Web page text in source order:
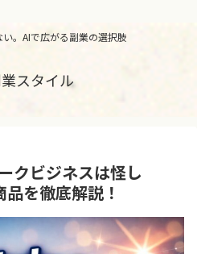
。AIで広がる副業の選択肢
スタイル
クビジネスは怪し
を徹底解説！